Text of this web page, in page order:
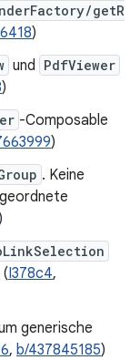
getR
)
und PdfViewer
)
-Composable
)
. Keine
)
I378c4,
generische
, b/437845185)